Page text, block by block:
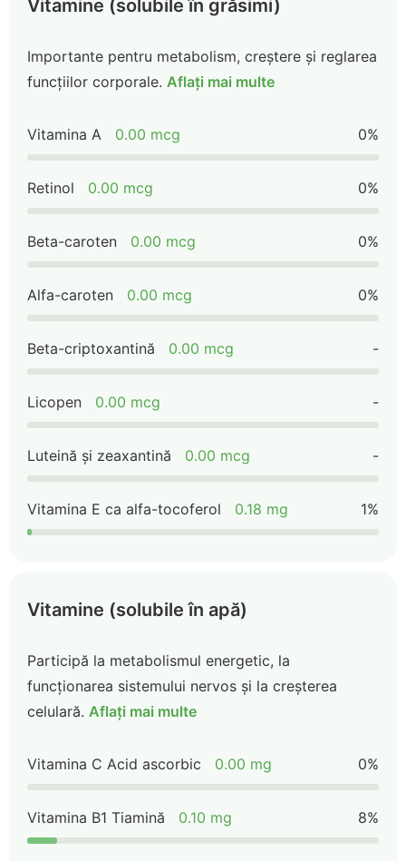
Vitamine (solubile în grăsimi)
Importante pentru metabolism, creștere și reglarea
funcțiilor corporale. Aflați mai multe
Vitamina A 0.00 mcg 0%
Retinol 0.00 mcg 0%
Beta-caroten 0.00 mcg 0%
Alfa-caroten 0.00 mcg 0%
Beta-criptoxantină 0.00 mcg -
Licopen 0.00 mcg -
Luteină și zeaxantină 0.00 mcg -
Vitamina E ca alfa-tocoferol 0.18 mg 1%
Vitamine (solubile în apă)
Participă la metabolismul energetic, la
funcționarea sistemului nervos și la creșterea
celulară. Aflați mai multe
Vitamina C Acid ascorbic 0.00 mg 0%
Vitamina B1 Tiamină 0.10 mg 8%